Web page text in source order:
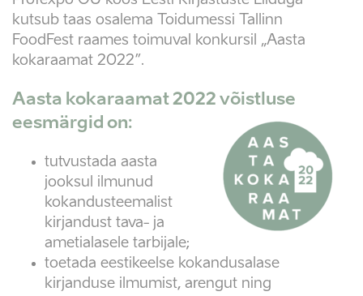
kutsub taas osalema Toidumessi Tallinn
FoodFest raames toimuval konkursil „Aasta
kokaraamat 2022”.
Aasta kokaraamat 2022 võistluse
eesmärgid on:
tutvustada aasta
jooksul ilmunud
kokandusteemalist
kirjandust tava- ja
ametialasele tarbijale;
toetada eestikeelse kokandusalase
kirjanduse ilmumist, arengut ning